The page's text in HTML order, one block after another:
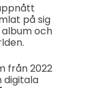
på sig
och
från 2022
digitala